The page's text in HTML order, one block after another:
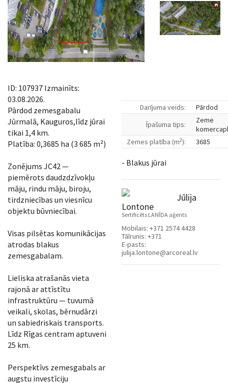
ID: 107937 Izmainīts:
03.08.2026.
Pārdod zemesgabalu
Jūrmalā, Kauguros,līdz jūrai
tikai 1,4 km.
Platība: 0,3685 ha (3 685 m²)
Zonējums JC42 —
piemērots daudzdzīvokļu
māju, rindu māju, biroju,
tirdzniecības un viesnīcu
objektu būvniecībai.
Visas pilsētas komunikācijas
atrodas blakus
zemesgabalam.
Lieliska atrašanās vieta
rajonā ar attīstītu
infrastruktūru — tuvumā
veikali, skolas, bērnudārzi
un sabiedriskais transports.
Līdz Rīgas centram aptuveni
25 km.
Perspektīvs zemesgabals ar
augstu investīciju
Darījuma veids:
Pārdod
Īpašuma tips:
Zeme
Zemes platība (m2): 3685
- Blakus jūrai
Jūlija
Lontone
Sertificēts LANĪDA aģents
Mobilais: +371 2574 4428
Tālrunis: +371
E-pasts:
julija.lontone@arcoreal.lv